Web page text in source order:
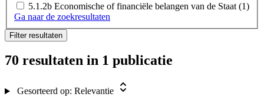
5.1.2b Economische of financiële belangen van de Staat (1)
Ga naar de zoekresultaten
Filter resultaten
70 resultaten in 1 publicatie
Gesorteerd op: Relevantie